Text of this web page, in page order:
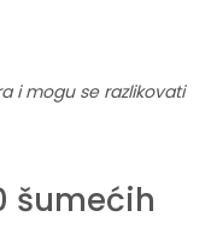
i mogu se razlikovati
šumećih